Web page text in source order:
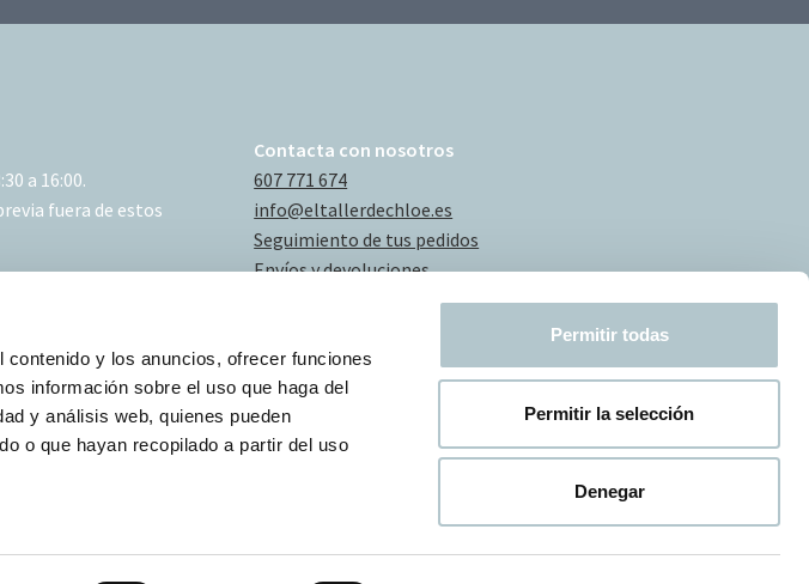
y los anuncios, ofrecer funciones
información sobre el uso que haga del
y análisis web, quienes pueden
o que hayan recopilado a partir del uso
Permitir todas
Permitir la selección
Denegar
a 16:00.
fuera de estos
Contacta con nosotros
607 771 674
info@eltallerdechloe.es
Seguimiento de tus pedidos
Envíos y devoluciones